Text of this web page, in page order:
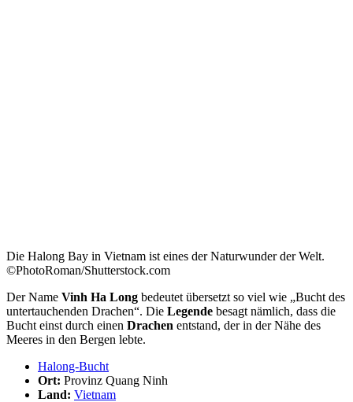
Die Halong Bay in Vietnam ist eines der Naturwunder der Welt.
©PhotoRoman/Shutterstock.com
Der Name Vinh Ha Long bedeutet übersetzt so viel wie „Bucht des
untertauchenden Drachen“. Die Legende besagt nämlich, dass die
Bucht einst durch einen Drachen entstand, der in der Nähe des
Meeres in den Bergen lebte.
Halong-Bucht
Ort: Provinz Quang Ninh
Land: Vietnam